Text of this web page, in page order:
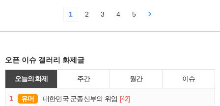
1 2 3 4 5
오픈 이슈 갤러리 화제글
오늘의 화제 주간 월간 이슈
1 유머 대한민국 군종신부의 위엄 [42]